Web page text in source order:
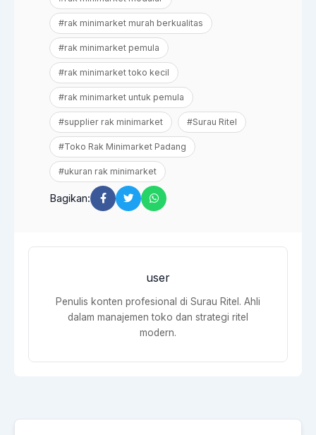
#rak minimarket murah berkualitas
#rak minimarket pemula
#rak minimarket toko kecil
#rak minimarket untuk pemula
#supplier rak minimarket #Surau Ritel
#Toko Rak Minimarket Padang
#ukuran rak minimarket
Bagikan:
user
Penulis konten profesional di Surau Ritel. Ahli
dalam manajemen toko dan strategi ritel
modern.